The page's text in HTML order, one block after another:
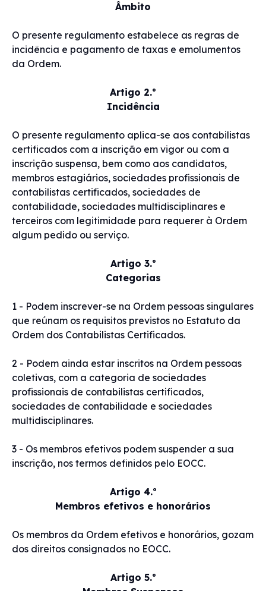
Âmbito
O presente regulamento estabelece as regras de
incidência e pagamento de taxas e emolumentos
da Ordem.
Artigo 2.º
Incidência
O presente regulamento aplica-se aos contabilistas
certificados com a inscrição em vigor ou com a
inscrição suspensa, bem como aos candidatos,
membros estagiários, sociedades profissionais de
contabilistas certificados, sociedades de
contabilidade, sociedades multidisciplinares e
terceiros com legitimidade para requerer à Ordem
algum pedido ou serviço.
Artigo 3.º
Categorias
1 - Podem inscrever-se na Ordem pessoas singulares
que reúnam os requisitos previstos no Estatuto da
Ordem dos Contabilistas Certificados.
2 - Podem ainda estar inscritos na Ordem pessoas
coletivas, com a categoria de sociedades
profissionais de contabilistas certificados,
sociedades de contabilidade e sociedades
multidisciplinares.
3 - Os membros efetivos podem suspender a sua
inscrição, nos termos definidos pelo EOCC.
Artigo 4.º
Membros efetivos e honorários
Os membros da Ordem efetivos e honorários, gozam
dos direitos consignados no EOCC.
Artigo 5.º